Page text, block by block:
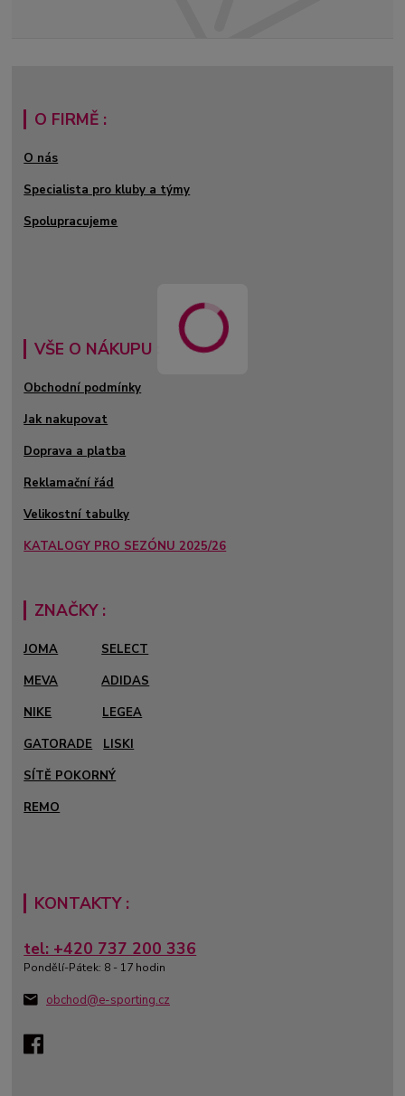
O FIRMĚ :
O nás
Specialista pro kluby a týmy
Spolupracujeme
VŠE O NÁKUPU :
Obchodní podmínky
Jak nakupovat
Doprava a platba
Reklamační řád
Velikostní tabulky
KATALOGY PRO SEZÓNU 2025/26
ZNAČKY :
JOMA
SELECT
MEVA
ADIDAS
NIKE
LEGEA
GATORADE
LISKI
SÍTĚ POKORNÝ
REMO
KONTAKTY :
tel: +420 737 200 336
Pondělí-Pátek: 8 - 17 hodin
obchod@e-sporting.cz